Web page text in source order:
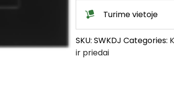
juodas
quantity
Turime vietoje
SKU:SWKDJ Categories:
ir priedai